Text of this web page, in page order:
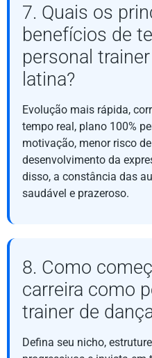
7. Quais os
benefícios de
personal
latina?
Evolução mais rápida,
tempo real, plano 100%
motivação, menor risco
desenvolvimento da
disso, a constância das
saudável e prazeroso.
8. Como
carreira como
trainer de
Defina seu nicho,